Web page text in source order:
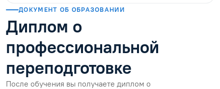
ДОКУМЕНТ ОБ ОБРАЗОВАНИИ
Диплом о
профессиональной
переподготовке
После обучения вы получаете диплом о